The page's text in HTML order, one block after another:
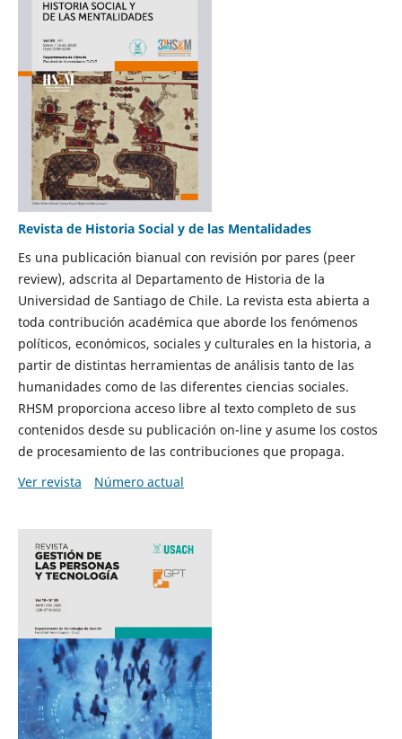
Revista de Historia Social y de las Mentalidades
Es una publicación bianual con revisión por pares (peer
review), adscrita al Departamento de Historia de la
Universidad de Santiago de Chile. La revista esta abierta a
toda contribución académica que aborde los fenómenos
políticos, económicos, sociales y culturales en la historia, a
partir de distintas herramientas de análisis tanto de las
humanidades como de las diferentes ciencias sociales.
RHSM proporciona acceso libre al texto completo de sus
contenidos desde su publicación on-line y asume los costos
de procesamiento de las contribuciones que propaga.
Ver revista
Número actual